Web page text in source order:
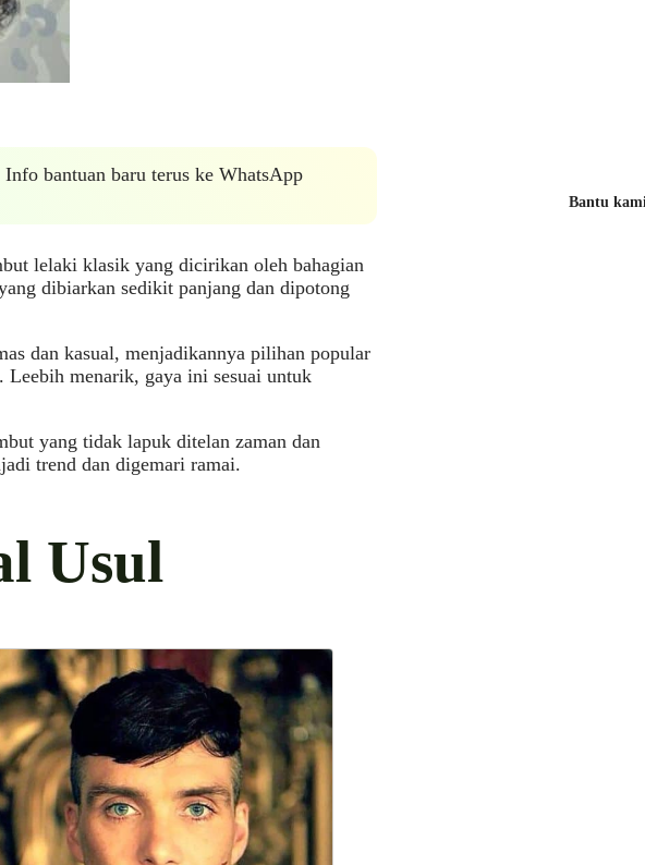
Info bantuan baru terus ke WhatsApp
lelaki klasik yang dicirikan oleh bahagian
dibiarkan sedikit panjang dan dipotong
dan kasual, menjadikannya pilihan popular
Leebih menarik, gaya ini sesuai untuk
yang tidak lapuk ditelan zaman dan
trend dan digemari ramai.
Usul
Bantu